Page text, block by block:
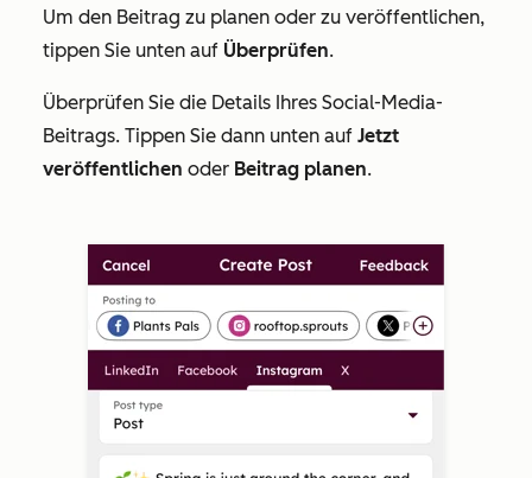
Um den Beitrag zu planen oder zu veröffentlichen,
tippen Sie unten auf Überprüfen.
Überprüfen Sie die Details Ihres Social-Media-
Beitrags. Tippen Sie dann unten auf Jetzt
veröffentlichen oder Beitrag planen.